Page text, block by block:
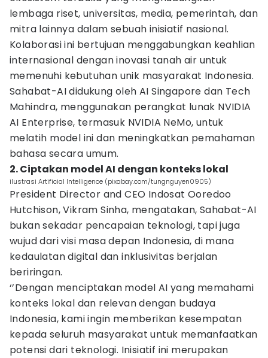
lembaga riset, universitas, media, pemerintah, dan
mitra lainnya dalam sebuah inisiatif nasional.
Kolaborasi ini bertujuan menggabungkan keahlian
internasional dengan inovasi tanah air untuk
memenuhi kebutuhan unik masyarakat Indonesia.
Sahabat-AI didukung oleh AI Singapore dan Tech
Mahindra, menggunakan perangkat lunak NVIDIA
AI Enterprise, termasuk NVIDIA NeMo, untuk
melatih model ini dan meningkatkan pemahaman
bahasa secara umum.
2. Ciptakan model AI dengan konteks lokal
ilustrasi Artificial Intelligence (pixabay.com/tungnguyen0905)
President Director and CEO Indosat Ooredoo
Hutchison, Vikram Sinha, mengatakan, Sahabat-AI
bukan sekadar pencapaian teknologi, tapi juga
wujud dari visi masa depan Indonesia, di mana
kedaulatan digital dan inklusivitas berjalan
beriringan.
‘’Dengan menciptakan model AI yang memahami
konteks lokal dan relevan dengan budaya
Indonesia, kami ingin memberikan kesempatan
kepada seluruh masyarakat untuk memanfaatkan
potensi dari teknologi. Inisiatif ini merupakan